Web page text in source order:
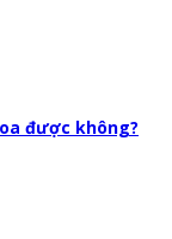
được không?